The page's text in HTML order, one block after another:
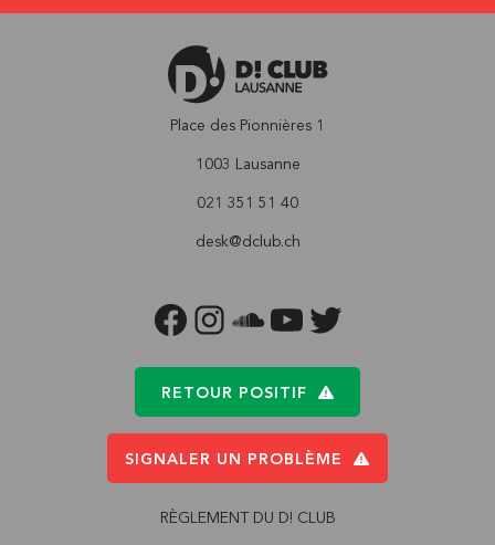
Place des Pionnières 1
1003 Lausanne
021 351 51 40
desk@dclub.ch
FACEBOOKINSTAGRAM
SOUNDCLOUD
YOUTUBETWITTER
RETOUR POSITIF
SIGNALER UN PROBLÈME
RÈGLEMENT DU D! CLUB